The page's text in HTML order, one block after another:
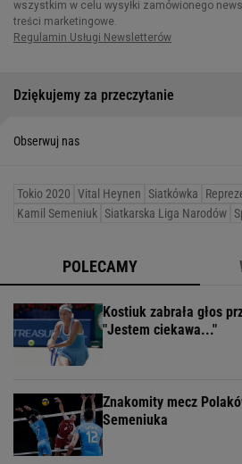
Dziękujemy za przeczytanie
Obserwuj nas
Tokio 2020 Vital Heynen Siatkówka
Kamil Semeniuk Siatkarska Liga Narodów
POLECAMY
Kostiuk zabrała głos
"Jestem ciekawa..."
Znakomity mecz
Semeniuka